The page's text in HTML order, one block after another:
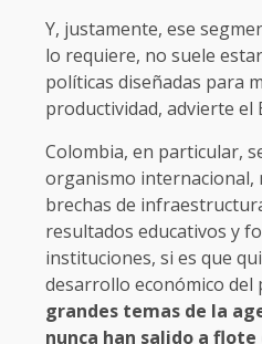
Y, justamente, ese
lo requiere, no suele
políticas diseñadas para
productividad, advierte el
Colombia, en particular,
organismo internacional,
brechas de
resultados educativos y
instituciones, si es que
desarrollo económico del
grandes temas de la
nunca han salido a